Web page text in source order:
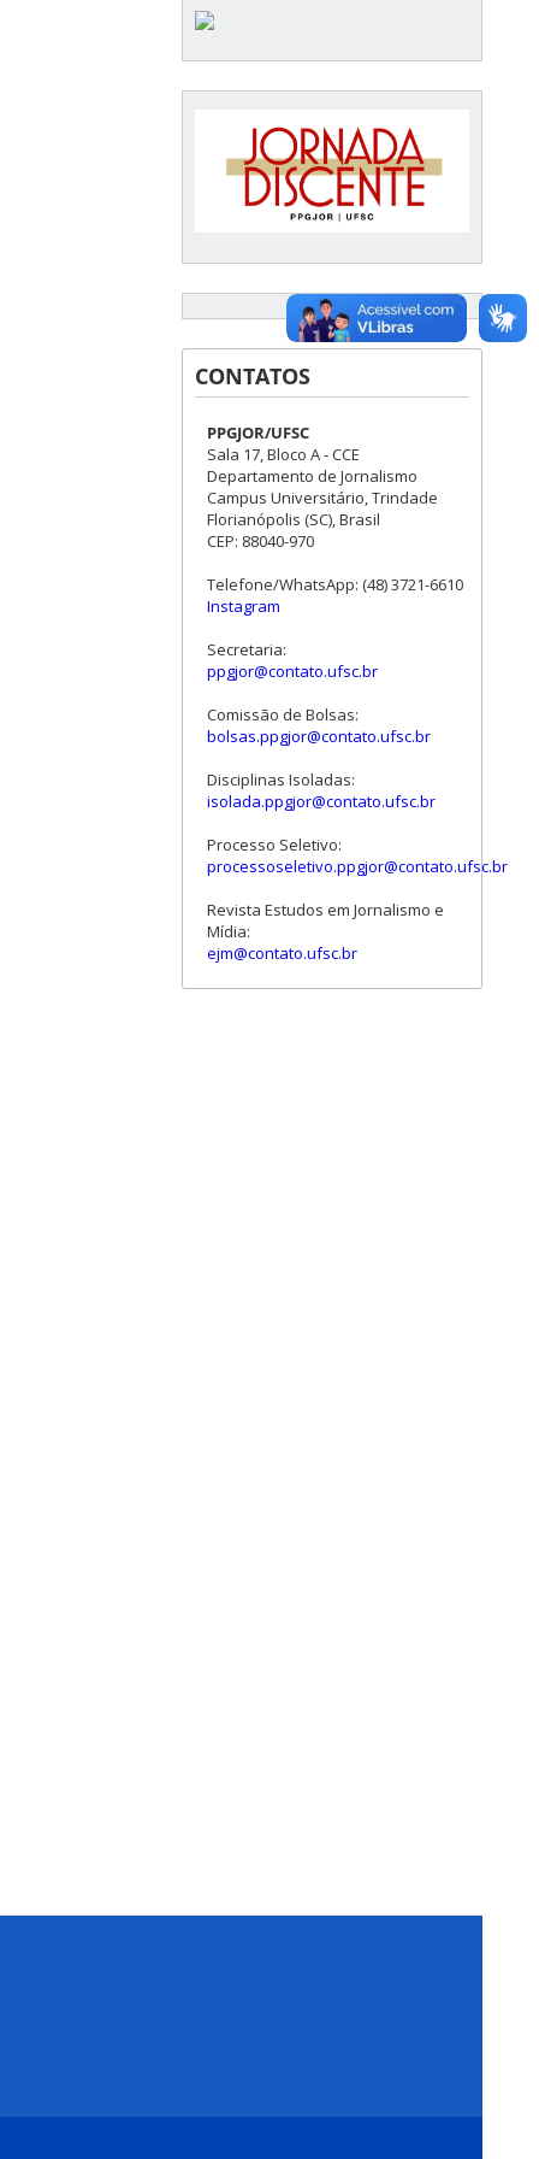
CONTATOS
PPGJOR/UFSC
Sala 17, Bloco A - CCE
Departamento de Jornalismo
Campus Universitário, Trindade
Florianópolis (SC), Brasil
CEP: 88040-970
Telefone/WhatsApp: (48) 3721-6610
Instagram
Secretaria:
ppgjor@contato.ufsc.br
Comissão de Bolsas:
bolsas.ppgjor@contato.ufsc.br
Disciplinas Isoladas:
isolada.ppgjor@contato.ufsc.br
Processo Seletivo:
processoseletivo.ppgjor@contato.ufsc.br
Revista Estudos em Jornalismo e
Mídia:
ejm@contato.ufsc.br